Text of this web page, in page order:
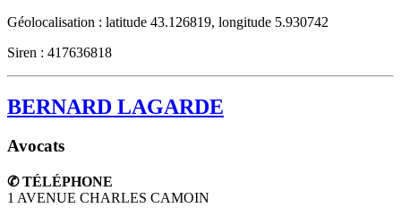
Géolocalisation : latitude 43.126819, longitude 5.930742
Siren : 417636818
BERNARD LAGARDE
Avocats
✆ TÉLÉPHONE
1 AVENUE CHARLES CAMOIN